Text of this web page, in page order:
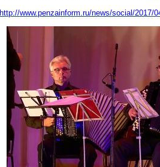
http://www.penzainform.ru/news/social/2017/